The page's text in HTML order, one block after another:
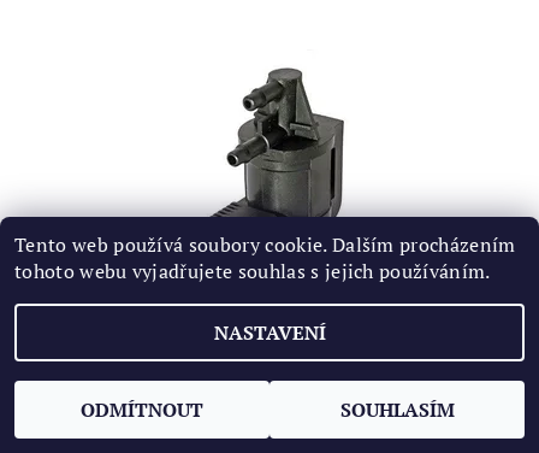
MĚNIČ TLAKU ZPĚTNÉHO VEDENÍ ZPLODIN,
VENTIL N239 - 1.6, 1.9, 2.0 TDI
od 389 Kč
Tento web používá soubory cookie. Dalším procházením
tohoto webu vyjadřujete souhlas s jejich používáním.
NASTAVENÍ
ODMÍTNOUT SOUHLASÍM